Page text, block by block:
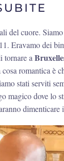
del cuore.
Eravamo dei
tornare a
romantica è
stati serviti
magico dove lo
dimenticare